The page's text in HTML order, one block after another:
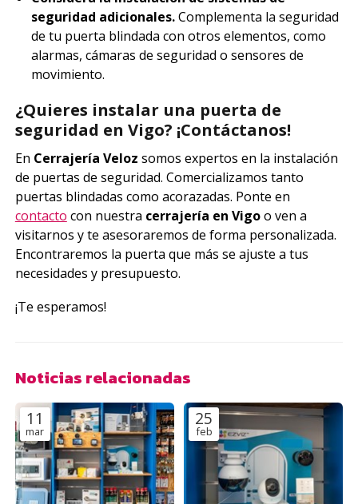
seguridad adicionales.Complementa la seguridad
de tu puerta blindada con otros elementos, como
alarmas, cámaras de seguridad o sensores de
movimiento.
¿Quieres instalar una puerta de
seguridad en Vigo? ¡Contáctanos!
En Cerrajería Veloz somos expertos en la instalación
de puertas de seguridad. Comercializamos tanto
puertas blindadas como acorazadas. Ponte en
contacto con nuestra cerrajería en Vigoo ven a
visitarnos y te asesoraremos de forma personalizada.
Encontraremos la puerta que más se ajuste a tus
necesidades y presupuesto.
¡Te esperamos!
Noticias relacionadas
11
mar
25
feb